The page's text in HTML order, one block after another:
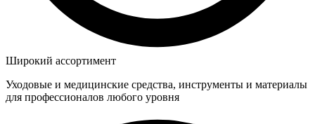
Широкий ассортимент
Уходовые и медицинские средства, инструменты и материалы
для профессионалов любого уровня